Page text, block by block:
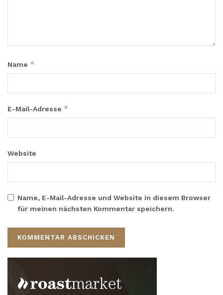
Name *
E-Mail-Adresse *
Website
Name, E-Mail-Adresse und Website in diesem Browser
für meinen nächsten Kommentar speichern.